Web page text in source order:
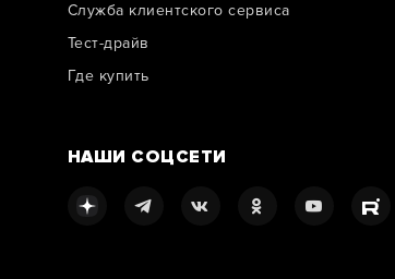
Служба клиентского сервиса
Тест-драйв
Где купить
НАШИ СОЦСЕТИ